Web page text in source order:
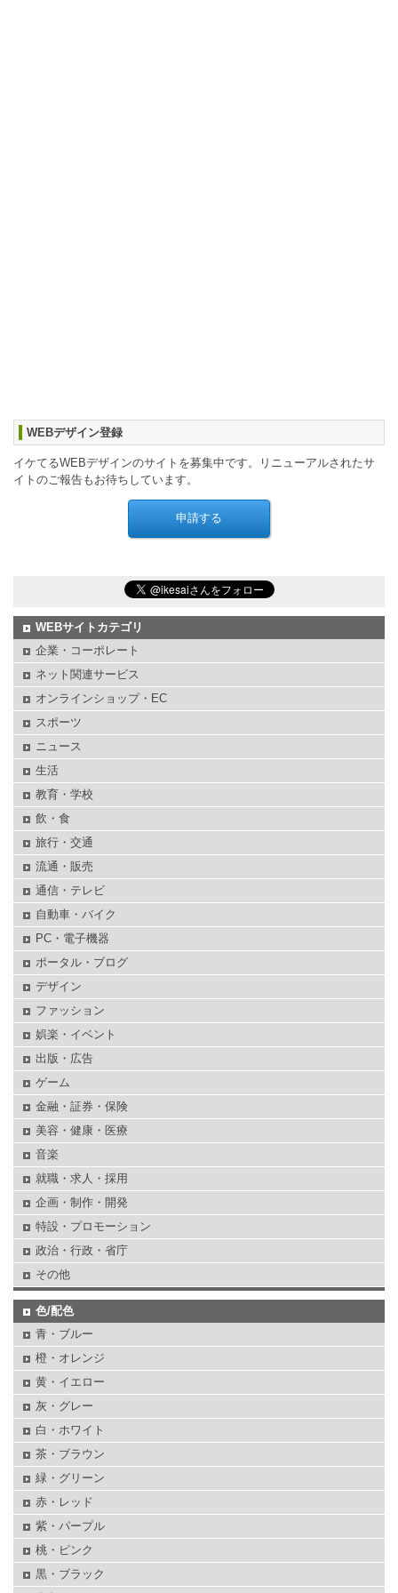
WEBデザイン登録
イケてるWEBデザインのサイトを募集中です。リニューアルされたサ
イトのご報告もお待ちしています。
WEBサイトカテゴリ
企業・コーポレート
ネット関連サービス
オンラインショップ・EC
スポーツ
ニュース
生活
教育・学校
飲・食
旅行・交通
流通・販売
通信・テレビ
自動車・バイク
PC・電子機器
ポータル・ブログ
デザイン
ファッション
娯楽・イベント
出版・広告
ゲーム
金融・証券・保険
美容・健康・医療
音楽
就職・求人・採用
企画・制作・開発
特設・プロモーション
政治・行政・省庁
その他
色/配色
青・ブルー
橙・オレンジ
黄・イエロー
灰・グレー
白・ホワイト
茶・ブラウン
緑・グリーン
赤・レッド
紫・パープル
桃・ピンク
黒・ブラック